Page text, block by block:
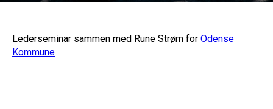
Lederseminar sammen med Rune Strøm for Odense
Kommune